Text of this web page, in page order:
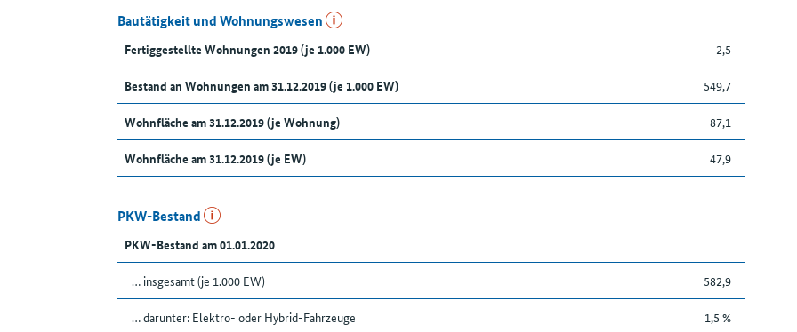
Bautätigkeit und Wohnungswesen
Fertiggestellte Wohnungen 2019 (je 1.000 EW) 2,5
Bestand an Wohnungen am 31.12.2019 (je 1.000 EW) 549,7
Wohnfläche am 31.12.2019 (je Wohnung) 87,1
Wohnfläche am 31.12.2019 (je EW) 47,9
PKW-Bestand
PKW-Bestand am 01.01.2020
… insgesamt (je 1.000 EW) 582,9
… darunter: Elektro- oder Hybrid-Fahrzeuge 1,5 %